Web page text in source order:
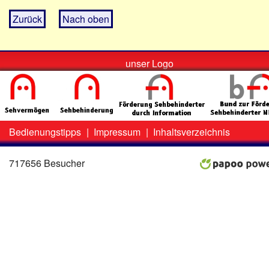
Zurück Nach oben
unser Logo
Zweit-
Menü
Bedienungstipps | Impressum | Inhaltsverzeichnis
717656 Besucher